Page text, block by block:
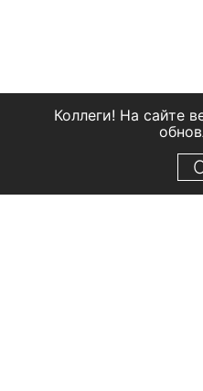
Коллеги! На сайте